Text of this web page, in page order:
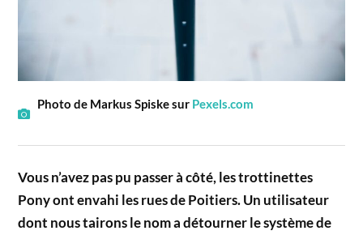
Photo de Markus Spiske sur Pexels.com
Vous n’avez pas pu passer à côté, les trottinettes
Pony ont envahi les rues de Poitiers. Un utilisateur
dont nous tairons le nom a détourner le système de